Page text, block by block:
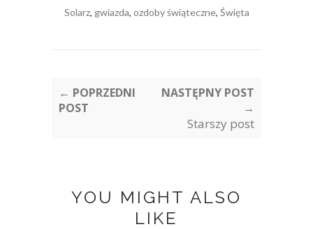
Solarz, gwiazda, ozdoby świąteczne, Święta
← POPRZEDNI
POST
NASTĘPNY POST
→
Starszy post
YOU MIGHT ALSO
LIKE